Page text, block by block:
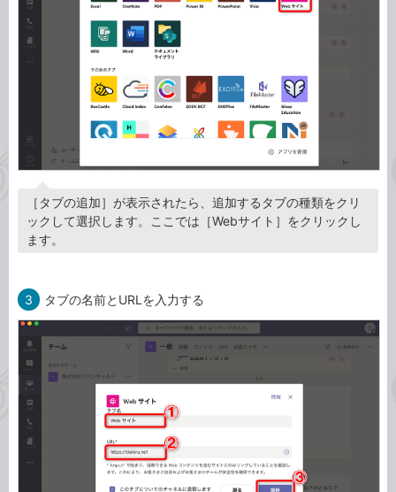
［タブの追加］が表示されたら、追加するタブの種類をクリ
ックして選択します。ここでは［Webサイト］をクリックし
ます。
3 タブの名前とURLを入力する